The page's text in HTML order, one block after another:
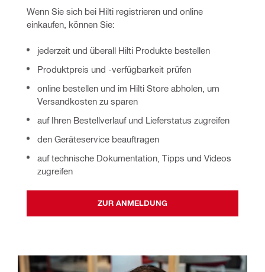
Wenn Sie sich bei Hilti registrieren und online
einkaufen, können Sie:
jederzeit und überall Hilti Produkte bestellen
Produktpreis und ‑verfügbarkeit prüfen
online bestellen und im Hilti Store abholen, um
Versandkosten zu sparen
auf Ihren Bestellverlauf und Lieferstatus zugreifen
den Geräteservice beauftragen
auf technische Dokumentation, Tipps und Videos
zugreifen
ZUR ANMELDUNG